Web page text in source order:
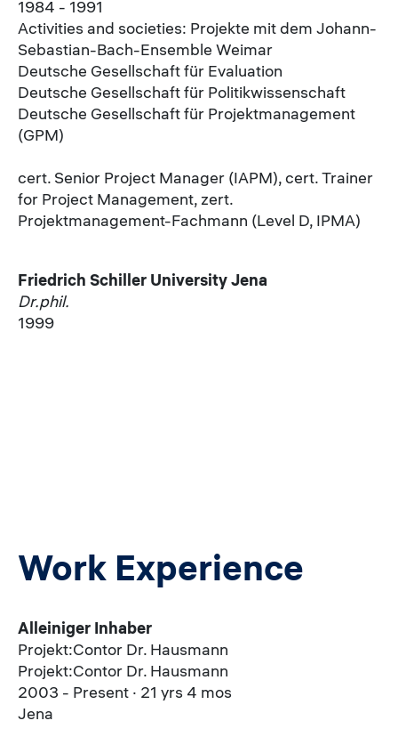
1984 - 1991
Activities and societies: Projekte mit dem Johann-
Sebastian-Bach-Ensemble Weimar
Deutsche Gesellschaft für Evaluation
Deutsche Gesellschaft für Politikwissenschaft
Deutsche Gesellschaft für Projektmanagement
(GPM)
cert. Senior Project Manager (IAPM), cert. Trainer
for Project Management, zert.
Projektmanagement-Fachmann (Level D, IPMA)
Friedrich Schiller University Jena
Dr.phil.
1999
Work Experience
Alleiniger Inhaber
Projekt:Contor Dr. Hausmann
Projekt:Contor Dr. Hausmann
2003 - Present · 21 yrs 4 mos
Jena